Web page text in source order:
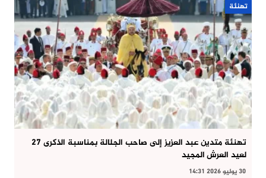
تهنئة
تهنئة متدين عبد العزيز إلى صاحب الجلالة بمناسبة الذكرى 27
لعيد العرش المجيد
30 يوليو 2026 14:31